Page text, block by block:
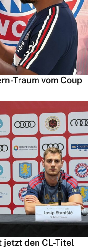
Traum vom Coup
jetzt den CL-Titel